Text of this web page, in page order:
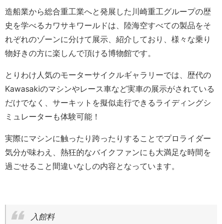
造船業から総合重工業へと発展した川崎重工グループの歴
史を学べるカワサキワールドは、陸海空すべての製品をそ
れぞれのゾーンに分けて展示、紹介しており、様々な乗り
物好きの方に楽しんで頂ける博物館です。
とりわけ人気のモーターサイクルギャラリーでは、歴代の
Kawasakiのマシンやレース車など実車の展示がされている
だけでなく、サーキットを擬似走行できるライディングシ
ミュレーターも体験可能！
実際にマシンに触ったり跨ったりすることでプロライダー
気分が味わえ、熱狂的なバイクファンにも大満足な時間を
過ごせること間違いなしの内容となっています。
入館料